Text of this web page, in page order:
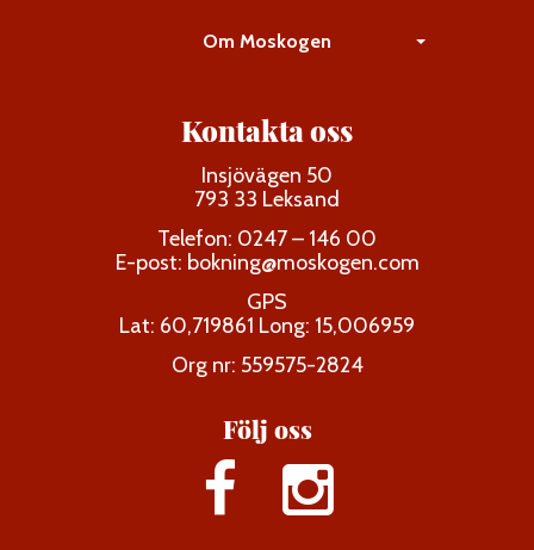
Om Moskogen
Kontakta oss
Insjövägen 50
793 33 Leksand
Telefon: 0247 – 146 00
E-post: bokning@moskogen.com
GPS
Lat: 60,719861 Long: 15,006959
Org nr: 559575-2824
Följ oss